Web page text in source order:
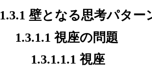
1.3.1 壁となる思考パター
1.3.1.1 視座の問題
1.3.1.1.1 視座